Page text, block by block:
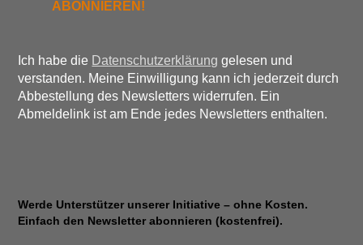
Ich habe die Datenschutzerklärung gelesen und
verstanden. Meine Einwilligung kann ich jederzeit durch
Abbestellung des Newsletters widerrufen. Ein
Abmeldelink ist am Ende jedes Newsletters enthalten.
Werde Unterstützer unserer Initiative – ohne Kosten.
Einfach den Newsletter abonnieren (kostenfrei).